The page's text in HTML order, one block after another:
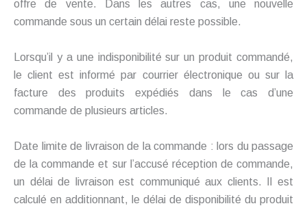
offre de vente. Dans les autres cas, une nouvelle
commande sous un certain délai reste possible.
Lorsqu’il y a une indisponibilité sur un produit commandé,
le client est informé par courrier électronique ou sur la
facture des produits expédiés dans le cas d’une
commande de plusieurs articles.
Date limite de livraison de la commande : lors du passage
de la commande et sur l’accusé réception de commande,
un délai de livraison est communiqué aux clients. Il est
calculé en additionnant, le délai de disponibilité du produit